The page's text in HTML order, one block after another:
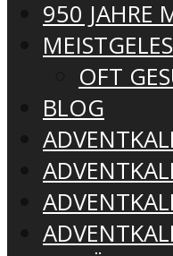
950 JAHRE
OFT
BLOG